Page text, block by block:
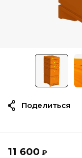
11 600 ₽
Поделиться